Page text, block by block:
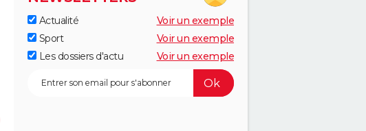
Actualité
Voir un exemple
Sport
Voir un exemple
Les dossiers d'actu
Voir un exemple